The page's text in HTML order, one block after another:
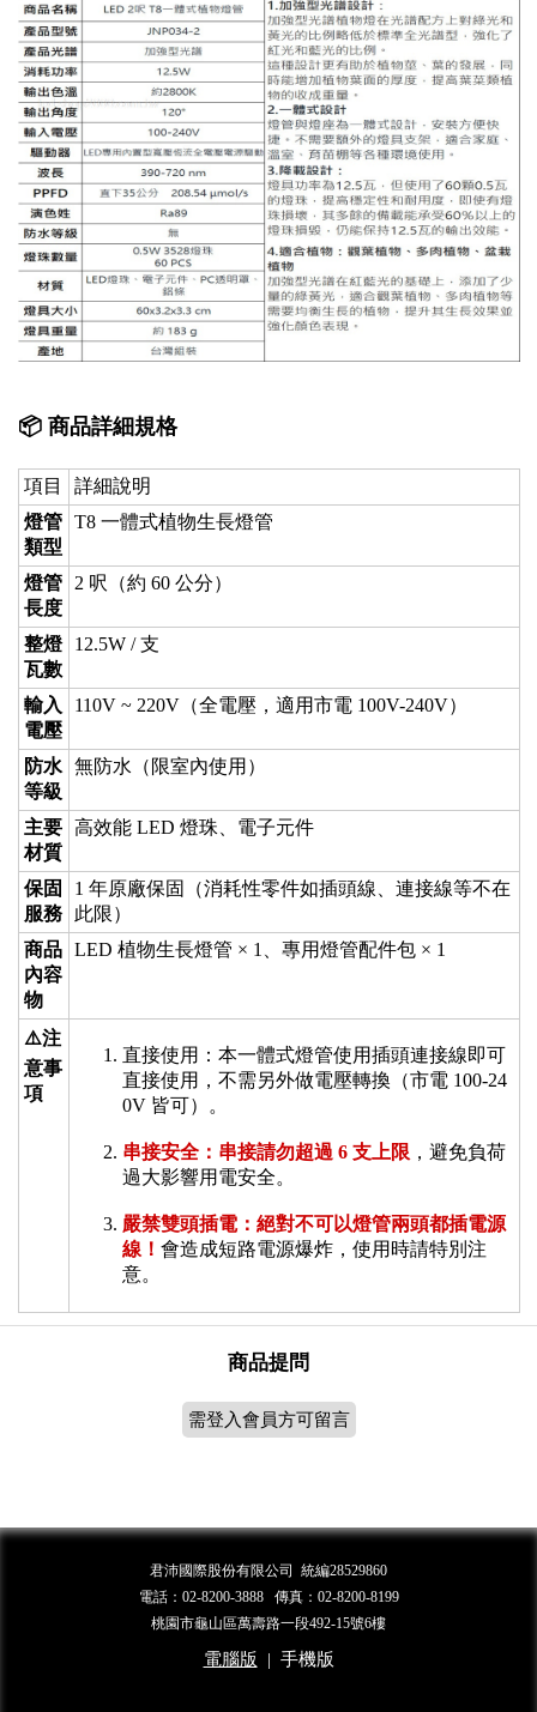
📦 商品詳細規格
項目
詳細說明
燈管
類型
T8 一體式植物生長燈管
燈管
長度
2 呎（約 60 公分）
整燈
瓦數
12.5W / 支
輸入
電壓
110V ~ 220V（全電壓，適用市電 100V-240V）
防水
等級
無防水（限室內使用）
主要
材質
高效能 LED 燈珠、電子元件
保固
服務
1 年原廠保固（消耗性零件如插頭線、連接線等不在
此限）
商品
內容
物
LED 植物生長燈管 × 1、專用燈管配件包 × 1
⚠️注
意事
項
直接使用：本一體式燈管使用插頭連接線即可
直接使用，不需另外做電壓轉換（市電 100-24
0V 皆可）。
串接安全：串接請勿超過 6 支上限 ，避免負荷
過大影響用電安全。
嚴禁雙頭插電：絕對不可以燈管兩頭都插電源
線！ 會造成短路電源爆炸，使用時請特別注
意。
商品提問
需登入會員方可留言
君沛國際股份有限公司 統編28529860
電話：02-8200-3888 傳真：02-8200-8199
桃園市龜山區萬壽路一段492-15號6樓
電腦版 | 手機版